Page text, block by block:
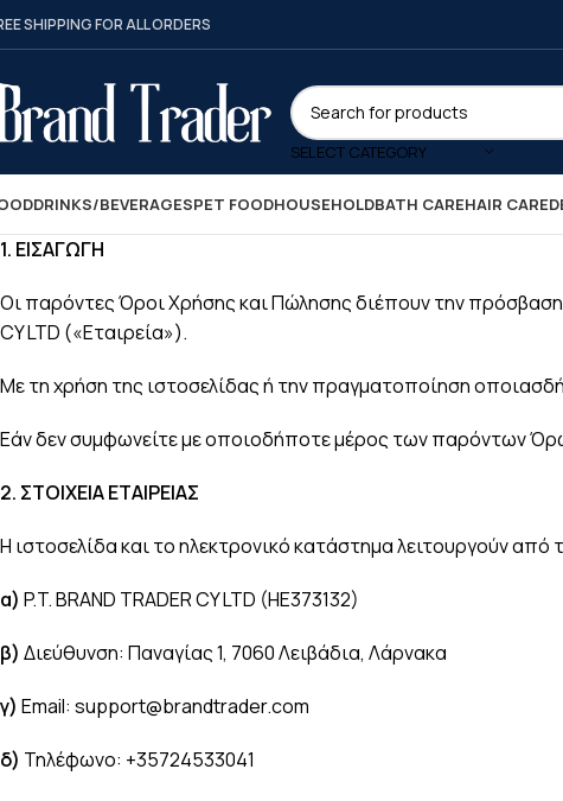
SHIPPING FOR ALL ORDERS
SELECT CATEGORY
DRINKS/BEVERAGESPET FOODHOUSEHOLDBATH CAREHAIR CARE
1. ΕΙΣΑΓΩΓΗ
Οι παρόντες Όροι Χρήσης και Πώλησης διέπουν την πρόσβαση,
CY LTD («Εταιρεία»).
Με τη χρήση της ιστοσελίδας ή την πραγματοποίηση
Εάν δεν συμφωνείτε με οποιοδήποτε μέρος των παρόντων
2. ΣΤΟΙΧΕΙΑ ΕΤΑΙΡΕΙΑΣ
Η ιστοσελίδα και το ηλεκτρονικό κατάστημα λειτουργούν από
α) P.T. BRAND TRADER CY LTD (HE373132)
β) Διεύθυνση: Παναγίας 1, 7060 Λειβάδια, Λάρνακα
γ) Email: support@brandtrader.com
δ) Τηλέφωνο: +35724533041